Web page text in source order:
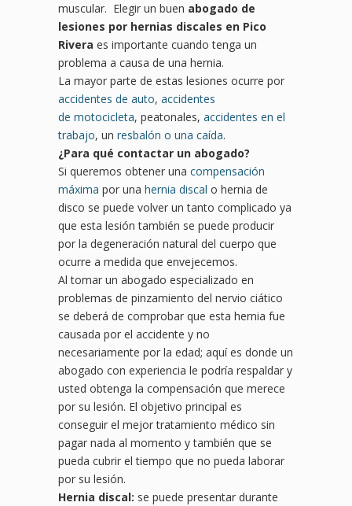
muscular. Elegir un buen abogado de
lesiones por hernias discales en Pico
Rivera es importante cuando tenga un
problema a causa de una hernia.
La mayor parte de estas lesiones ocurre por
accidentes de auto, accidentes
de motocicleta, peatonales, accidentes en el
trabajo, un resbalón o una caída.
¿Para qué contactar un abogado?
Si queremos obtener una compensación
máxima por una hernia discal o hernia de
disco se puede volver un tanto complicado ya
que esta lesión también se puede producir
por la degeneración natural del cuerpo que
ocurre a medida que envejecemos.
Al tomar un abogado especializado en
problemas de pinzamiento del nervio ciático
se deberá de comprobar que esta hernia fue
causada por el accidente y no
necesariamente por la edad; aquí es donde un
abogado con experiencia le podría respaldar y
usted obtenga la compensación que merece
por su lesión. El objetivo principal es
conseguir el mejor tratamiento médico sin
pagar nada al momento y también que se
pueda cubrir el tiempo que no pueda laborar
por su lesión.
Hernia discal: se puede presentar durante